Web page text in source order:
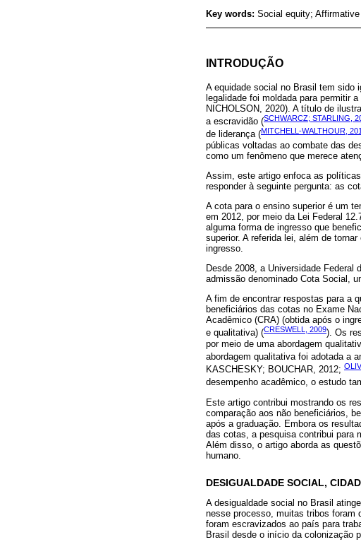
Key words: Social equity;
INTRODUÇÃO
A equidade social no Brasil tem sido
legalidade foi moldada para permitir
NICHOLSON, 2020). A título de
a escravidão (SCHWARCZ; STARLING,
de liderança (MITCHELL-WALTHOUR,
públicas voltadas ao combate das
como um fenômeno que merece
Assim, este artigo enfoca as
responder à seguinte pergunta: as
A cota para o ensino superior é um
em 2012, por meio da Lei Federal
alguma forma de ingresso que
superior. A referida lei, além de
ingresso.
Desde 2008, a Universidade
admissão denominado Cota Social,
A fim de encontrar respostas para a
beneficiários das cotas no Exame
Acadêmico (CRA) (obtida após o
e qualitativa) (CRESWELL, 2009). Os
por meio de uma abordagem
abordagem qualitativa foi adotada a
KASCHESKY; BOUCHAR, 2012;
desempenho acadêmico, o estudo
Este artigo contribui mostrando os
comparação aos não beneficiários,
após a graduação. Embora os
das cotas, a pesquisa contribui para
Além disso, o artigo aborda as
humano.
DESIGUALDADE SOCIAL,
A desigualdade social no Brasil
nesse processo, muitas tribos foram
foram escravizados ao país para
Brasil desde o início da colonização